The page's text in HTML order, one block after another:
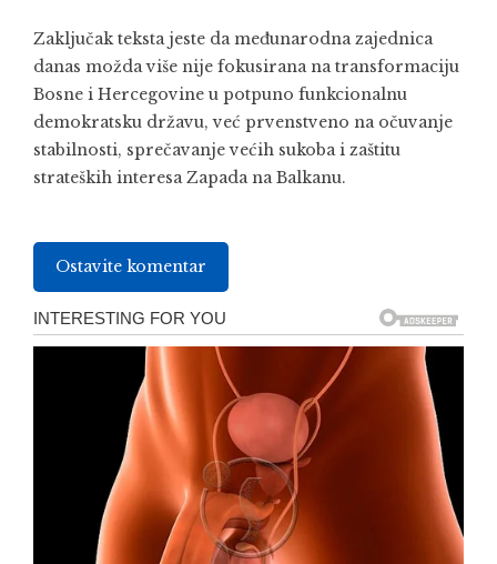
Zaključak teksta jeste da međunarodna zajednica
danas možda više nije fokusirana na transformaciju
Bosne i Hercegovine u potpuno funkcionalnu
demokratsku državu, već prvenstveno na očuvanje
stabilnosti, sprečavanje većih sukoba i zaštitu
strateških interesa Zapada na Balkanu.
Ostavite komentar